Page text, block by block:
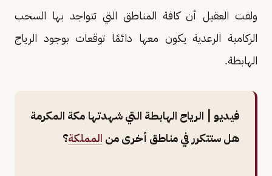
ولفت العقيل أن كافة المناطق التي تتواجد بها السحب
الركامية الرعدية يكون معها دائمًا توقعات بوجود الرياج
الهابطة.
فيديو | الرياح الهابطة التي شهدتها مكة المكرمة
هل ستتكرر في مناطق أخرى من المملكة؟